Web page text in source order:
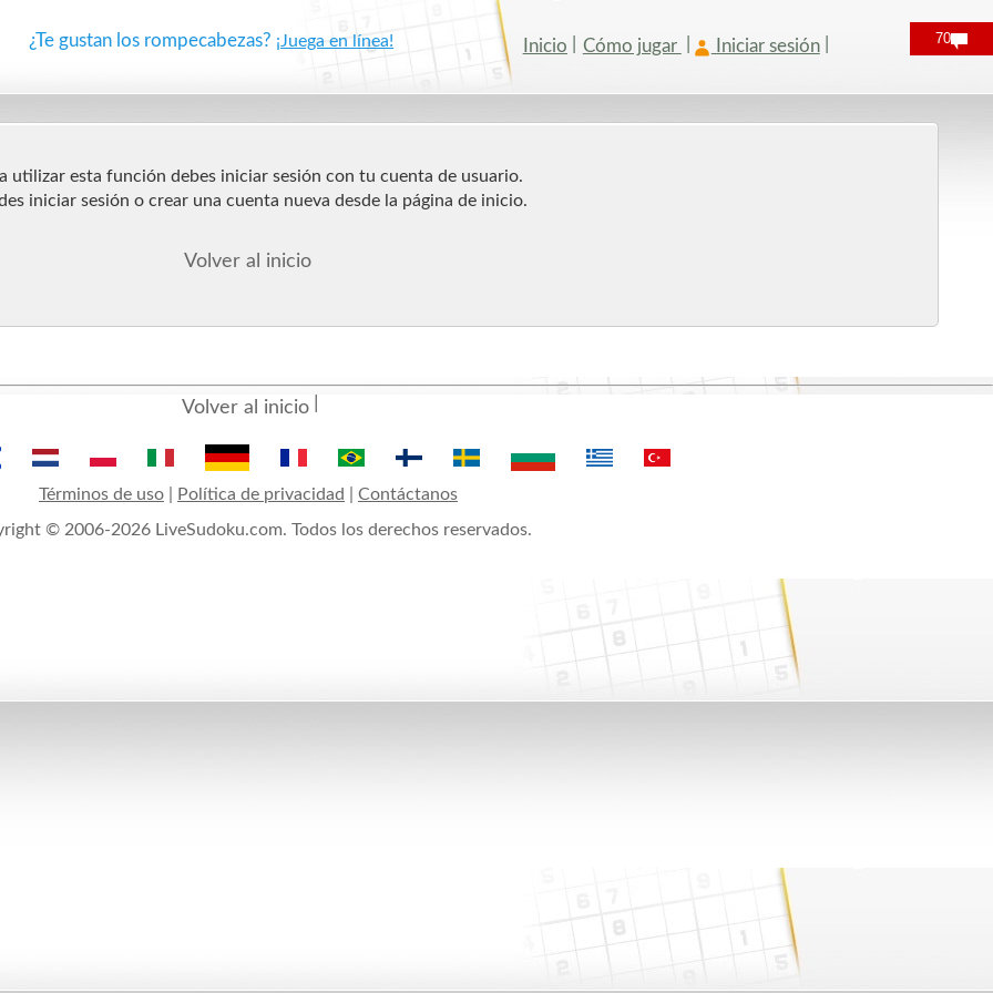
¿Te gustan los rompecabezas? ¡Juega en línea! Inicio Cómo jugar Iniciar sesión
utilizar esta función debes iniciar sesión con tu cuenta de usuario.
iniciar sesión o crear una cuenta nueva desde la página de inicio.
Volver al inicio
Volver al inicio
Términos de uso| Política de privacidad
Contáctanos
© 2006-2026 LiveSudoku.com. Todos los derechos reservados.
70